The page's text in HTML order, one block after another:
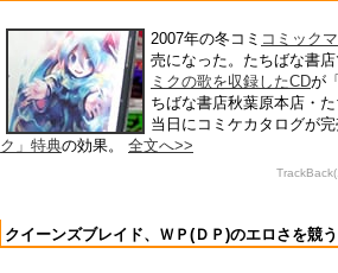
2007年の冬コミ コミック
売になった。たちばな書
ミクの歌を収録したCDが
ちばな書店秋葉原本店・
当日にコミケカタログが
ク」特典の効果。 全文へ>>
クイーンズブレイド、ＷＰ(ＤＰ)のエロさを競